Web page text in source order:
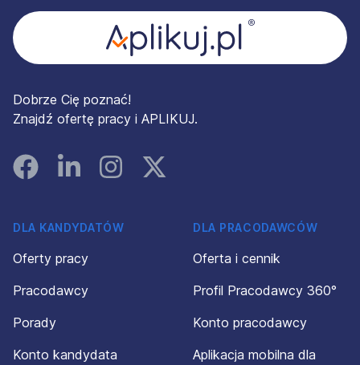
Dobrze Cię poznać!
Znajdź ofertę pracy i APLIKUJ.
FacebookLinked InInstagramInstagram
DLA KANDYDATÓW
Oferty pracy
Pracodawcy
Porady
Konto kandydata
DLA PRACODAWCÓW
Oferta i cennik
Profil Pracodawcy 360°
Konto pracodawcy
Aplikacja mobilna dla